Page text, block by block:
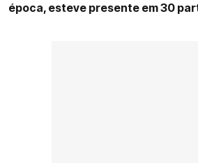
época, esteve presente em 30